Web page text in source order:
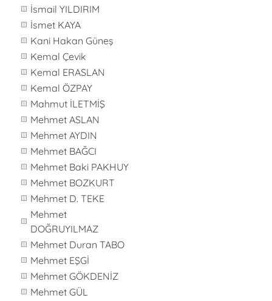
İsmail YILDIRIM
İsmet KAYA
Kani Hakan Güneş
Kemal Çevik
Kemal ERASLAN
Kemal ÖZPAY
Mahmut İLETMİŞ
Mehmet ASLAN
Mehmet AYDIN
Mehmet BAĞCI
Mehmet Baki PAKHUY
Mehmet BOZKURT
Mehmet D. TEKE
Mehmet
DOĞRUYILMAZ
Mehmet Duran TABO
Mehmet EŞGİ
Mehmet GÖKDENİZ
Mehmet GÜL